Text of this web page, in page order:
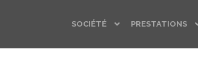
SOCIÉTÉ PRESTATIONS